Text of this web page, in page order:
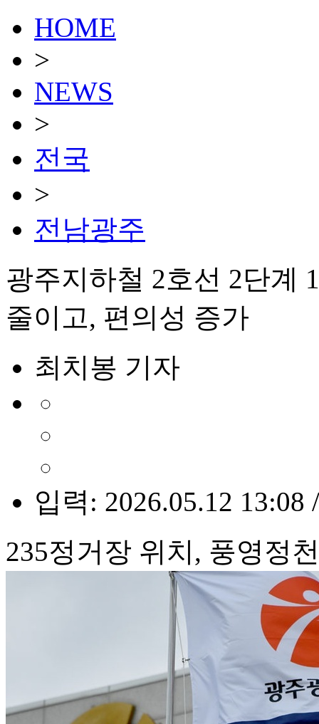
HOME
>
NEWS
>
전국
>
전남광주
광주지하철 2호선 2단계
줄이고, 편의성 증가
최치봉 기자
입력: 2026.05.12 13:08
235정거장 위치, 풍영정